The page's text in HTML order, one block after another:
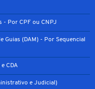
- Por CPF ou CNPJ
Guias (DAM) - Por Sequencial
CDA
e Judicial)